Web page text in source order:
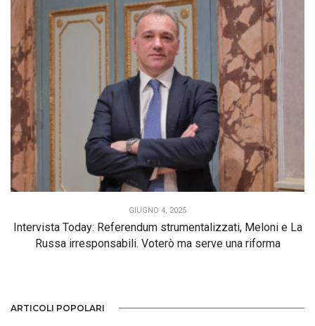
GIUGNO 4, 2025
Intervista Today: Referendum strumentalizzati, Meloni e La
Russa irresponsabili. Voterò ma serve una riforma
ARTICOLI POPOLARI